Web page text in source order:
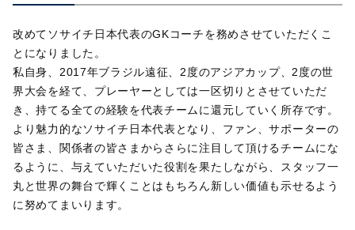
改めてソサイチ日本代表のGKコーチを務めさせていただくこ
とになりました。
私自身、2017年ブラジル遠征、2度のアジアカップ、2度の世
界大会を経て、プレーヤーとしては一区切りとさせていただ
き、持てる全ての経験を代表チームに還元していく所存です。
より魅力的なソサイチ日本代表となり、ファン、サポーターの
皆さま、関係者の皆さまからさらに注目して頂けるチームにな
るように、与えていただいた役割を果たしながら、スタッフ一
丸と世界の舞台で輝くことはもちろん新しい価値も示せるよう
に努めてまいります。